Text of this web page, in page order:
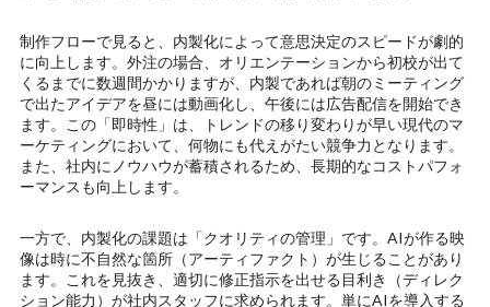
制作フローで見ると、内製化によって意思決定のスピードが劇的
に向上します。外注の場合、オリエンテーションから初校が出て
くるまでに数週間かかりますが、内製であれば朝のミーティング
で出たアイデアを昼には動画化し、午後には広告配信を開始でき
ます。この「即時性」は、トレンドの移り変わりが早い現代のマ
ーケティングにおいて、何物にも代えがたい競争力となります。
また、社内にノウハウが蓄積されるため、長期的なコストパフォ
ーマンスも向上します。
一方で、内製化の課題は「クオリティの管理」です。AIが作る映
像は時に不自然な箇所（アーティファクト）が生じることがあり
ます。これを見抜き、適切に修正指示を出せる目利き（ディレク
ション能力）が社内スタッフに求められます。単にAIを導入する